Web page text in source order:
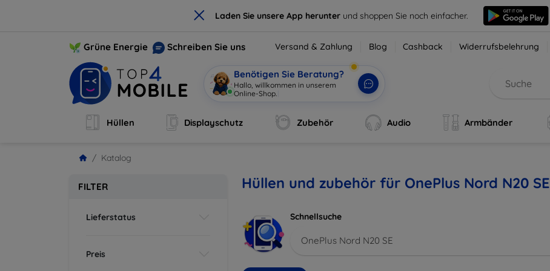
× Laden Sie unsere App herunter und shoppen Sie noch einfacher.
Grüne Energie Schreiben Sie uns Versand & Zahlung Blog Cashback Widerrufsbelehrung
Benötigen Sie Beratung?
Hallo, willkommen in unserem
Online-Shop.
Hüllen Displayschutz Zubehör Audio Armbänder
Katalog
FILTER
Lieferstatus
Preis
Hüllen und zubehör für OnePlus Nord N20 SE
Schnellsuche
OnePlus Nord N20 SE